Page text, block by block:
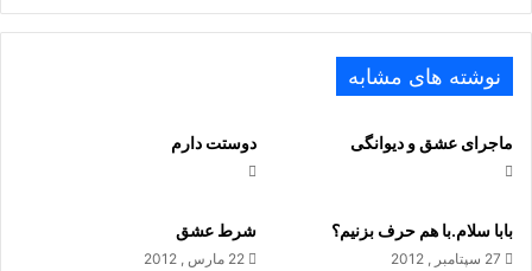
کاش توی جاده های زندگی خنده هم از گریه سبقت می گرفت.
نوشته های مشابه
ماجرای عشق و دیوانگی دوستت دارم
بابا سلام.با هم حرف بزنیم؟
27 سپتامبر , 2012
شرط عشق
22 مارس , 2012